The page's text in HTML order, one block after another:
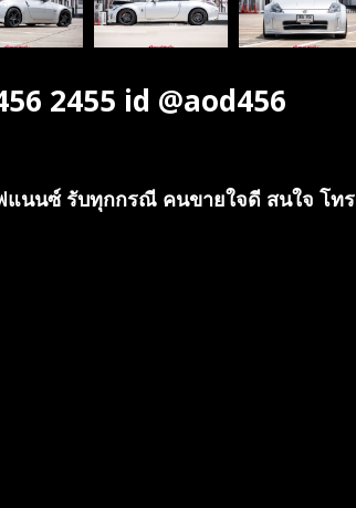
2455 id @aod456
แนนซ์ รับทุกกรณี คนขายใจดี สนใจ โทร